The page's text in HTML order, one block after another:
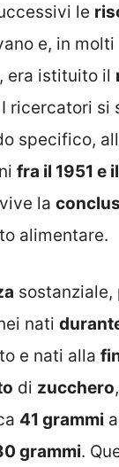
le
e, in molti
, era istituito il
I ricercatori si
specifico,
fra il 1951 e
la
alimentare.
sostanziale,
nati
e nati alla
di zucchero
41 grammi
grammi.